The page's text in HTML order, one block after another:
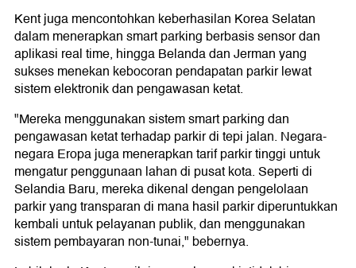
Kent juga mencontohkan keberhasilan Korea Selatan
dalam menerapkan smart parking berbasis sensor dan
aplikasi real time, hingga Belanda dan Jerman yang
sukses menekan kebocoran pendapatan parkir lewat
sistem elektronik dan pengawasan ketat.
"Mereka menggunakan sistem smart parking dan
pengawasan ketat terhadap parkir di tepi jalan. Negara-
negara Eropa juga menerapkan tarif parkir tinggi untuk
mengatur penggunaan lahan di pusat kota. Seperti di
Selandia Baru, mereka dikenal dengan pengelolaan
parkir yang transparan di mana hasil parkir diperuntukkan
kembali untuk pelayanan publik, dan menggunakan
sistem pembayaran non-tunai," bebernya.